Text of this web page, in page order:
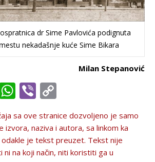
dr Sime Pavlovića podignuta
nekadašnje kuće Sime Bikara
Milan Stepanović
WhatsApp
Viber
Link
sa ove stranice dozvolјeno je samo
izvora, naziva i autora, sa linkom ka
je tekst preuzet. Tekst nije
ni na koji način, niti koristiti ga u